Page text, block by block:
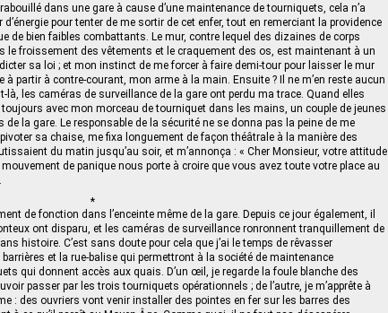
dans une gare à cause d’une maintenance de tourniquets, cela n’a
pour tenter de me sortir de cet enfer, tout en remerciant la providence
de bien faibles combattants. Le mur, contre lequel des dizaines de corps
le froissement des vêtements et le craquement des os, est maintenant à un
sa loi ; et mon instinct de me forcer à faire demi-tour pour laisser le mur
à partir à contre-courant, mon arme à la main. Ensuite ? Il ne m’en reste aucun
les caméras de surveillance de la gare ont perdu ma trace. Quand elles
toujours avec mon morceau de tourniquet dans les mains, un couple de jeunes
la gare. Le responsable de la sécurité ne se donna pas la peine de me
sa chaise, me fixa longuement de façon théâtrale à la manière des
du matin jusqu’au soir, et m’annonça : « Cher Monsieur, votre attitude
de panique nous porte à croire que vous avez toute votre place au
*
de fonction dans l’enceinte même de la gare. Depuis ce jour également, il
ont disparu, et les caméras de surveillance ronronnent tranquillement de
histoire. C’est sans doute pour cela que j’ai le temps de rêvasser
et la rue-balise qui permettront à la société de maintenance
qui donnent accès aux quais. D’un œil, je regarde la foule blanche des
passer par les trois tourniquets opérationnels ; de l’autre, je m’apprête à
: des ouvriers vont venir installer des pointes en fer sur les barres des